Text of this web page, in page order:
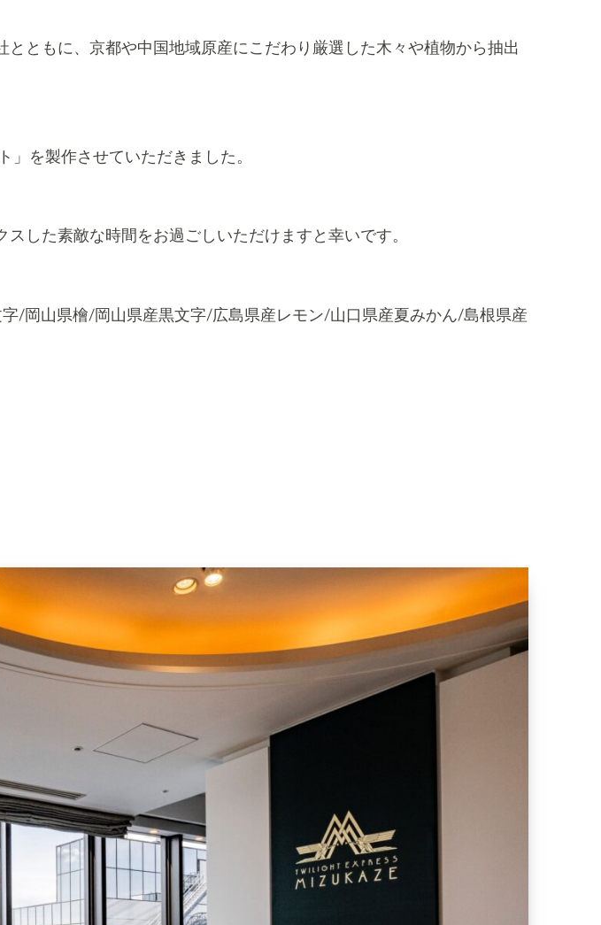
ともに、京都や中国地域原産にこだわり厳選した木々や植物から抽出
を製作させていただきました。
した素敵な時間をお過ごしいただけますと幸いです。
/岡山県檜/岡山県産黒文字/広島県産レモン/山口県産夏みかん/島根県産